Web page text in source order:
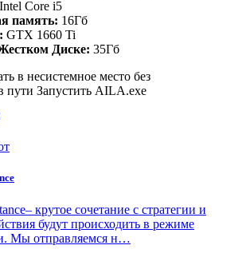
Intel Core i5
память: 16Гб
GTX 1660 Ti
Диске: 35Гб
в несистемное место без
пути Запустить AILA.exe
крутое сочетание с стратегии и
будут происходить в режиме
Мы отправляемся н…